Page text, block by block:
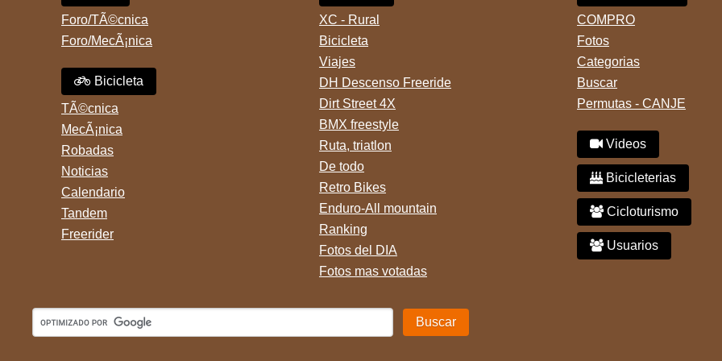
Foro/TÃ©cnica
Foro/MecÃ¡nica
Bicicleta
TÃ©cnica
MecÃ¡nica
Robadas
Noticias
Calendario
Tandem
Freerider
XC - Rural
Bicicleta
Viajes
DH Descenso Freeride
Dirt Street 4X
BMX freestyle
Ruta, triatlon
De todo
Retro Bikes
Enduro-All mountain
Ranking
Fotos del DIA
Fotos mas votadas
COMPRO
Fotos
Categorias
Buscar
Permutas - CANJE
Videos
Bicicleterias
Cicloturismo
Usuarios
Buscar